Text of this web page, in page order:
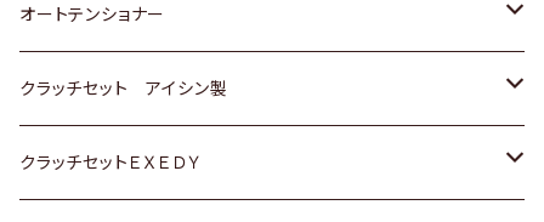
スバル
三菱
スバル
三菱
スバル
いすゞ
ダイハツ
マツダ
GOLF
ＷＡＧＥＮ
アストロ（シボレー）
ＷＡＧＥＮ
ＶＯＬＶＯ
ホンダ
スズキ
日産
スズキ
ダイハツ
日産
オートテンショナー
トヨタ
クラッチセット アイシン製
ホンダ
クラッチセットＥＸＥＤＹ